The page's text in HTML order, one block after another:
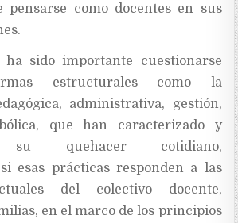
pensarse como docentes en sus
sido importante cuestionarse
estructurales como la
administrativa, gestión,
que han caracterizado y
su quehacer cotidiano,
esas prácticas responden a las
del colectivo docente,
en el marco de los principios